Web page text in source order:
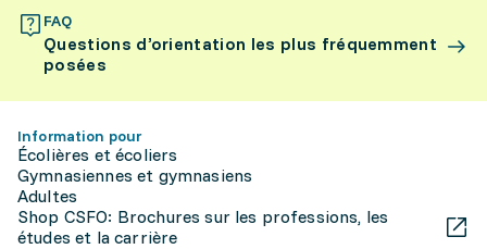
FAQ
Questions d’orientation les plus fréquemment
posées
Information pour
Écolières et écoliers
Gymnasiennes et gymnasiens
Adultes
Shop CSFO: Brochures sur les professions, les
études et la carrière